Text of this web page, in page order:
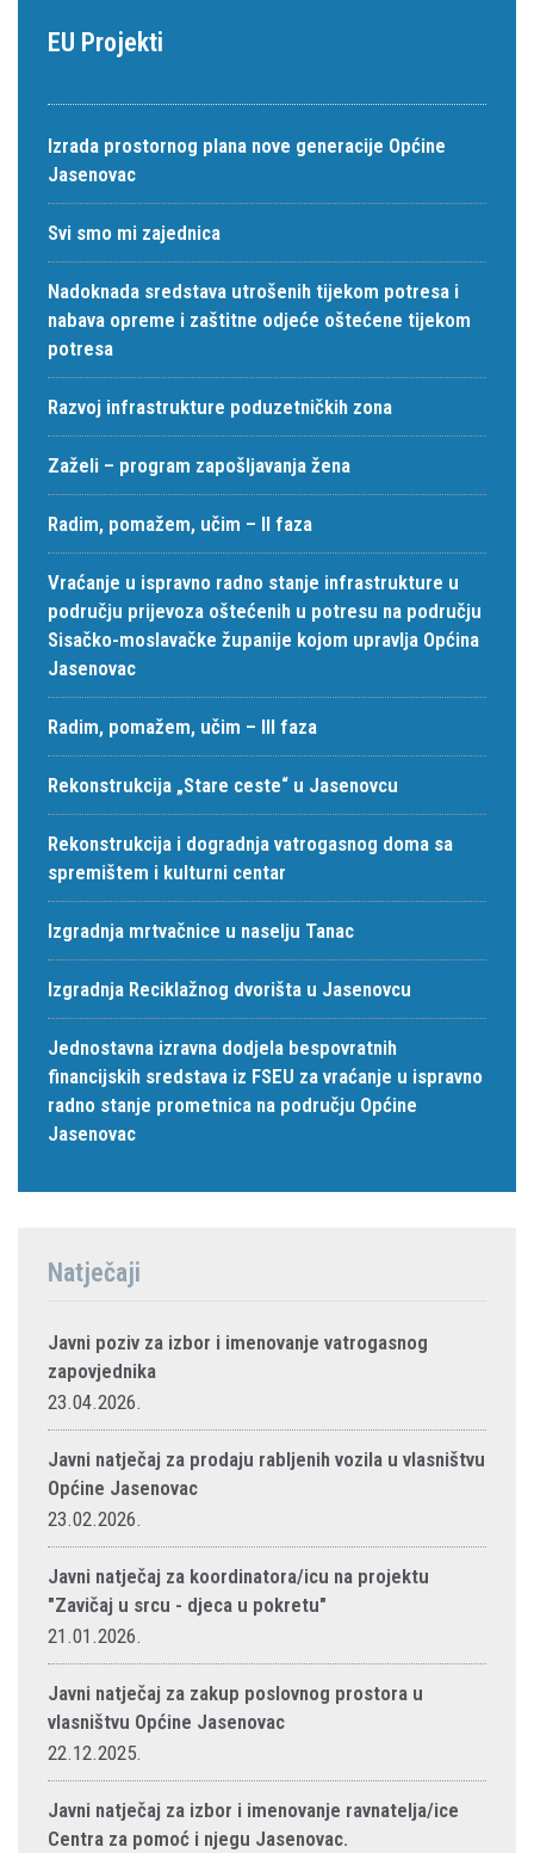
EU Projekti
Izrada prostornog plana nove generacije Općine
Jasenovac
Svi smo mi zajednica
Nadoknada sredstava utrošenih tijekom potresa i
nabava opreme i zaštitne odjeće oštećene tijekom
potresa
Razvoj infrastrukture poduzetničkih zona
Zaželi – program zapošljavanja žena
Radim, pomažem, učim – II faza
Vraćanje u ispravno radno stanje infrastrukture u
području prijevoza oštećenih u potresu na području
Sisačko-moslavačke županije kojom upravlja Općina
Jasenovac
Radim, pomažem, učim – III faza
Rekonstrukcija „Stare ceste“ u Jasenovcu
Rekonstrukcija i dogradnja vatrogasnog doma sa
spremištem i kulturni centar
Izgradnja mrtvačnice u naselju Tanac
Izgradnja Reciklažnog dvorišta u Jasenovcu
Jednostavna izravna dodjela bespovratnih
financijskih sredstava iz FSEU za vraćanje u ispravno
radno stanje prometnica na području Općine
Jasenovac
Natječaji
Javni poziv za izbor i imenovanje vatrogasnog
zapovjednika
23.04.2026.
Javni natječaj za prodaju rabljenih vozila u vlasništvu
Općine Jasenovac
23.02.2026.
Javni natječaj za koordinatora/icu na projektu
"Zavičaj u srcu - djeca u pokretu"
21.01.2026.
Javni natječaj za zakup poslovnog prostora u
vlasništvu Općine Jasenovac
22.12.2025.
Javni natječaj za izbor i imenovanje ravnatelja/ice
Centra za pomoć i njegu Jasenovac.